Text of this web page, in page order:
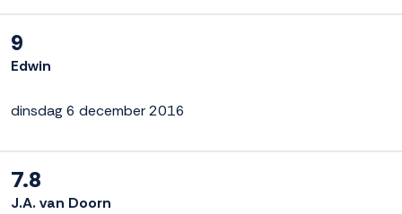
9
Edwin
dinsdag 6 december 2016
7.8
J.A. van Doorn